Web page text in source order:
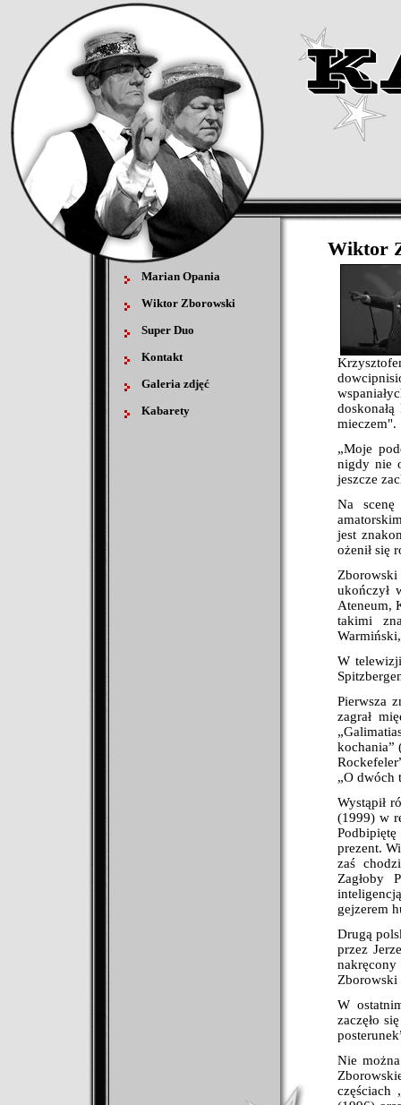
Wiktor
Marian Opania
Wiktor Zborowski
Super Duo
Kontakt
Galeria zdjęć
Kabarety
mieczem".
„Moje
nigdy nie
jeszcze
Na
jest
ożenił się
Zborowski
ukończył
Ateneum,
takimi
W
Pierwsza
zagrał
kochania”
„O dwóch
Wystąpił
(1999) w
prezent.
zaś
Zagłoby
gejzerem
Drugą
przez
Zborowski
W
zaczęło
Nie
częściach